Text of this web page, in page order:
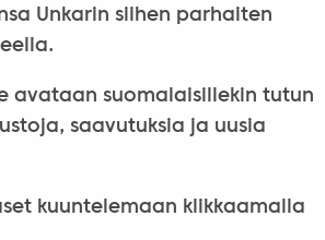
Unkarin siihen parhaiten
avataan suomalaisillekin tutun
saavutuksia ja uusia
kuuntelemaan klikkaamalla